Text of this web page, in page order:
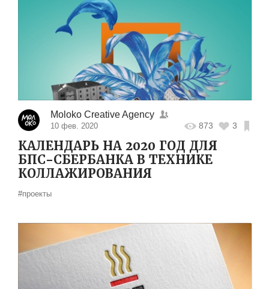
Moloko Creative Agency
10 фев. 2020 873 3
КАЛЕНДАРЬ НА 2020 ГОД ДЛЯ
БПС-СБЕРБАНКА В ТЕХНИКЕ
КОЛЛАЖИРОВАНИЯ
#проекты